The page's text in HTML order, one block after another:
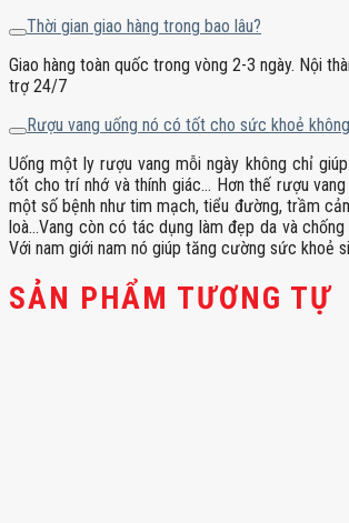
Thời gian giao hàng trong bao lâu?
Giao hàng toàn quốc trong vòng 2-3 ngày. Nội
trợ 24/7
Rượu vang uống nó có tốt cho sức khoẻ
Uống một ly rượu vang mỗi ngày không chỉ
tốt cho trí nhớ và thính giác… Hơn thế rượu
một số bệnh như tim mạch, tiểu đường, trầm
loà…Vang còn có tác dụng làm đẹp da và
Với nam giới nam nó giúp tăng cường sức khoẻ
SẢN PHẨM TƯƠNG TỰ